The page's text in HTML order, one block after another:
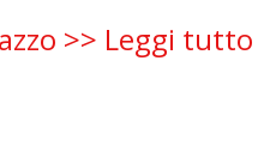
>> Leggi tutto